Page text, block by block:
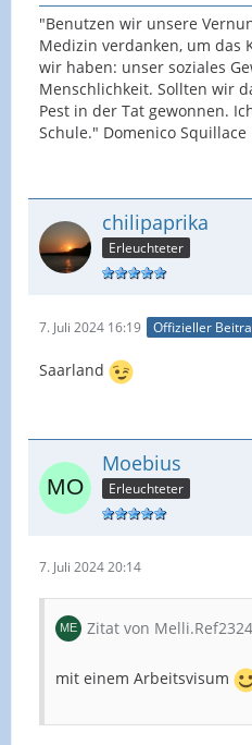
"Benutzen wir unsere
Medizin verdanken, um das
wir haben: unser soziales
Menschlichkeit. Sollten wir
Pest in der Tat gewonnen.
Schule." Domenico Squillace
chilipaprika
Erleuchteter
7. Juli 2024 16:19 Offizieller
Saarland
Moebius
Erleuchteter
7. Juli 2024 20:14
Zitat von Melli.Ref2324
mit einem Arbeitsvisum